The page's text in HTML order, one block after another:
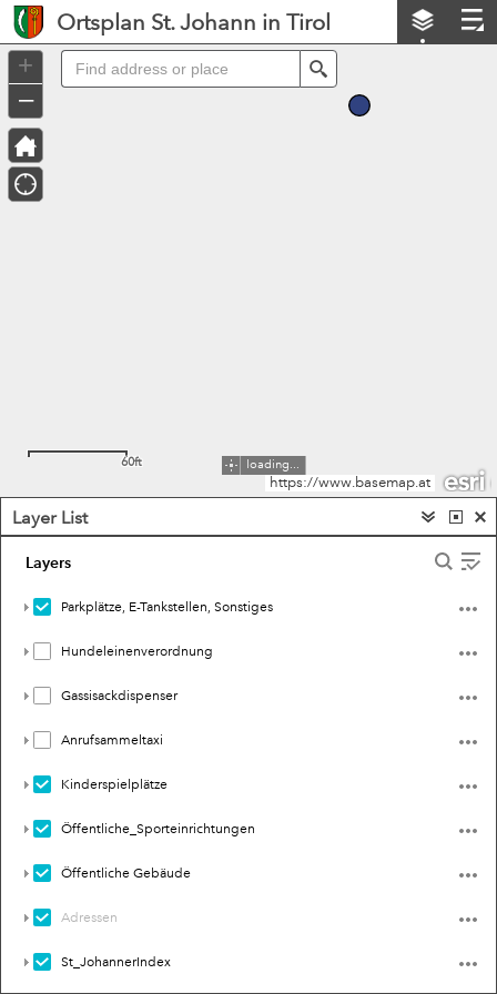
https://www.basemap.at
60ft loading...
+
–
Controller
Ortsplan St. Johann in Tirol
Layer List
Layers
Parkplätze, E-Tankstellen, Sonstiges
Hundeleinenverordnung
Gassisackdispenser
Anrufsammeltaxi
Kinderspielplätze
Öffentliche_Sporteinrichtungen
Öffentliche Gebäude
Adressen
St_JohannerIndex